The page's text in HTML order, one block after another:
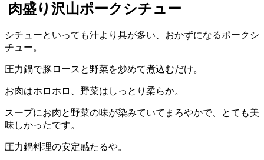
肉盛り沢山ポークシチュー
シチューといっても汁より具が多い、おかずになるポークシ
チュー。
圧力鍋で豚ロースと野菜を炒めて煮込むだけ。
お肉はホロホロ、野菜はしっとり柔らか。
スープにお肉と野菜の味が染みていてまろやかで、とても美
味しかったです。
圧力鍋料理の安定感たるや。